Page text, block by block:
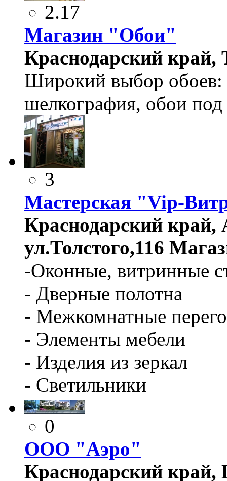
2.17
Магазин "Обои"
Краснодарский
Широкий выбор обоев:
шелкография, обои
3
Мастерская "Vip-
Краснодарский край,
ул.Толстого,116
-Оконные, витринные
- Дверные полотна
- Межкомнатные
- Элементы мебели
- Изделия из зеркал
- Светильники
0
ООО "Аэро"
Краснодарский край,